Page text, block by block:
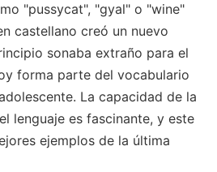
"pussycat", "gyal" o "wine"
castellano creó un nuevo
sonaba extraño para el
forma parte del vocabulario
La capacidad de la
lenguaje es fascinante, y este
ejemplos de la última